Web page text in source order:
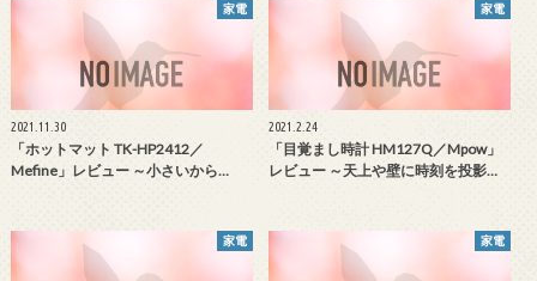
家電
2021.11.30
「ホットマット TK-HP2412／
Mefine」レビュー ～小さいから…
家電
2021.2.24
「目覚まし時計 HM127Q／Mpow」
レビュー ～天上や壁に時刻を投影…
家電 家電